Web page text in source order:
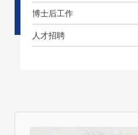
博士后工作
人才招聘